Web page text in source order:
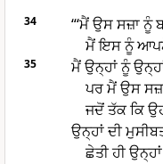
34
“‘ਮੈਂ ਉਸ ਸਜ਼ਾ ਨੂੰ
ਮੈਂ ਇਸ ਨੂੰ
35
ਮੈਂ ਉਨ੍ਹਾਂ ਨੂੰ
ਪਰ ਮੈਂ ਉਸ
ਜਦੋਂ ਤੱਕ ਕਿ
ਉਨ੍ਹਾਂ ਦੀ
ਛੇਤੀ ਹੀ